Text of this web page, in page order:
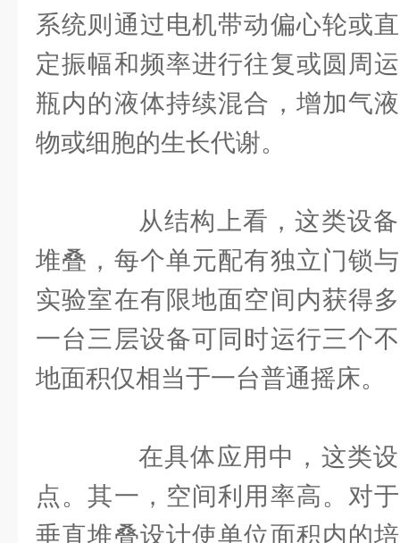
系统则通过电机带动偏心轮或
定振幅和频率进行往复或圆周
瓶内的液体持续混合，增加气
物或细胞的生长代谢。
从结构上看，这类设备
堆叠，每个单元配有独立门锁
实验室在有限地面空间内获得
一台三层设备可同时运行三个
地面积仅相当于一台普通摇床。
在具体应用中，这类设
点。其一，空间利用率高。对
垂直堆叠设计使单位面积内的